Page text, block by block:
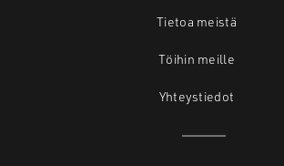
Tietoa meistä
Töihin meille
Yhteystiedot